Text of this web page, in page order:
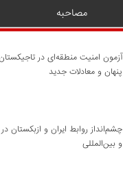
مصاحبه
آزمون امنیت منطقه‌ای در
پنهان و معادلات جدید
چشم‌انداز روابط ایران و ازبکستان
و بین‌المللی